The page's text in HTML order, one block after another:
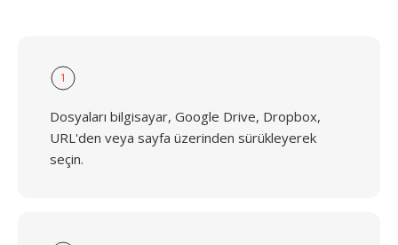
1
Dosyaları bilgisayar, Google Drive, Dropbox,
URL'den veya sayfa üzerinden sürükleyerek
seçin.